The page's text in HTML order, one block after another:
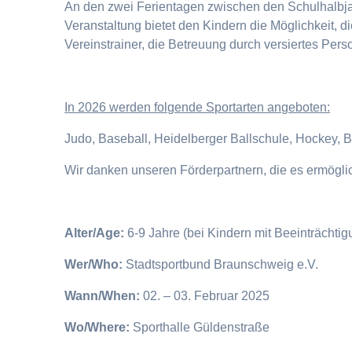
An den zwei Ferientagen zwischen den
Veranstaltung bietet den Kindern die Möglichkeit,
Vereinstrainer, die Betreuung durch versiertes
n 2026 werden folgende Sportarten angeboten:
Judo, Baseball, Heidelberger Ballschule, Hockey,
Wir danken unseren Förderpartnern, die es
Alter/Age:6-9 Jahre (bei Kindern mit
Wer/Who: Stadtsportbund Braunschweig e.V.
Wann/When:02. – 03. Februar 2025
Wo/Where: Sporthalle Güldenstraße